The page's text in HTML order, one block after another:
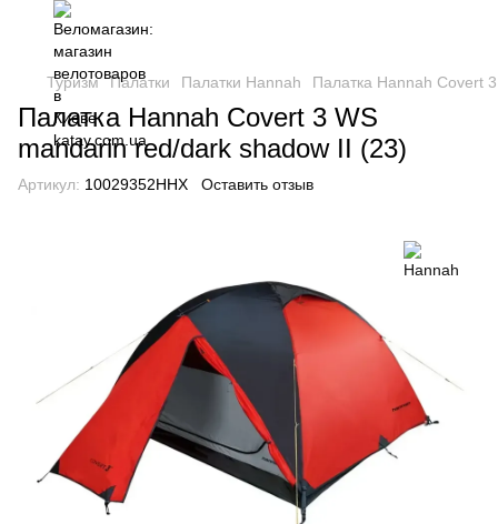
Туризм Палатки Палатки Hannah Палатка Hannah Covert
Палатка Hannah Covert 3 WS
mandarin red/dark shadow II (23)
Артикул: 10029352HHX Оставить отзыв